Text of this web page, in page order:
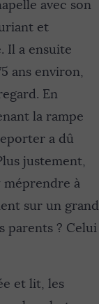
avec son
et
Il a ensuite
ans environ,
En
la rampe
a dû
justement,
méprendre à
sur un grand
parents ? Celui
et lit, les